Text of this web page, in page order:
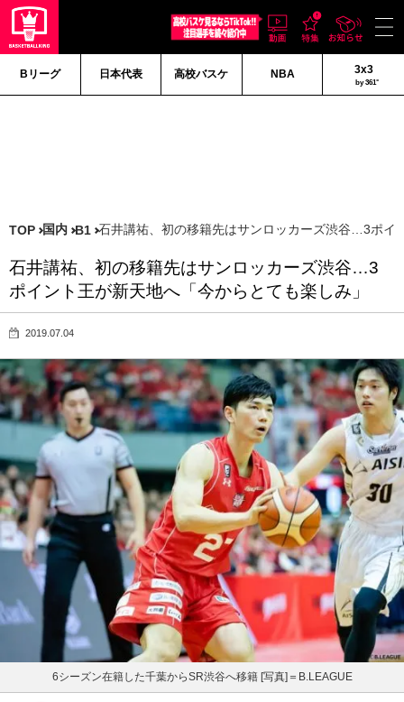
Bリーグ 日本代表 高校バスケ NBA 3x3
by 361°
TOP 国内 B1 石井講祐、初の移籍先はサンロッカーズ渋谷…3ポイ
石井講祐、初の移籍先はサンロッカーズ渋谷…3
ポイント王が新天地へ「今からとても楽しみ」
2019.07.04
6シーズン在籍した千葉からSR渋谷へ移籍 [写真]＝B.LEAGUE